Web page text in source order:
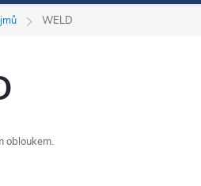
WELD
obloukem.